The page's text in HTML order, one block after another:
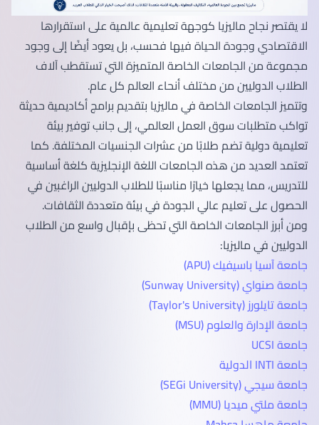
لا يقتصر نجاح ماليزيا كوجهة تعليمية عالمية على استقرارها
الاقتصادي وجودة الحياة فيها فحسب، بل يعود أيضًا إلى وجود
مجموعة من الجامعات الخاصة المتميزة التي تستقطب آلاف
الطلاب الدوليين من مختلف أنحاء العالم كل عام.
وتتميز الجامعات الخاصة في ماليزيا بتقديم برامج أكاديمية حديثة
تواكب متطلبات سوق العمل العالمي، إلى جانب توفير بيئة
تعليمية دولية تضم طلابًا من عشرات الجنسيات المختلفة. كما
تعتمد العديد من هذه الجامعات اللغة الإنجليزية كلغة أساسية
للتدريس، مما يجعلها خيارًا مناسبًا للطلاب الدوليين الراغبين في
الحصول على تعليم عالي الجودة في بيئة متعددة الثقافات.
ومن أبرز الجامعات الخاصة التي تحظى بإقبال واسع من الطلاب
الدوليين في ماليزيا:
جامعة آسيا باسيفيك (APU)
جامعة صنواي (Sunway University)
جامعة تايلورز (Taylor's University)
جامعة الإدارة والعلوم (MSU)
جامعة UCSI
جامعة INTI الدولية
جامعة سيجي (SEGi University)
جامعة ملتي ميديا (MMU)